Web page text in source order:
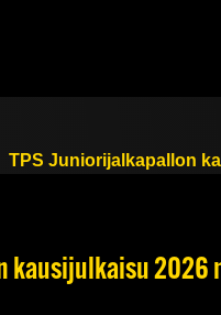
kausijulkaisu 2026